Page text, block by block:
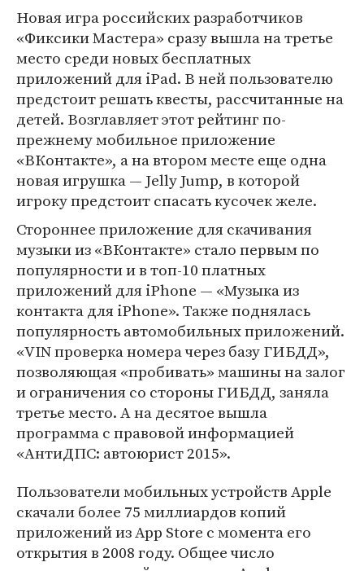
Новая игра российских разработчиков
«Фиксики Мастера» сразу вышла на третье
место среди новых бесплатных
приложений для iPad. В ней пользователю
предстоит решать квесты, рассчитанные на
детей. Возглавляет этот рейтинг по-
прежнему мобильное приложение
«ВКонтакте», а на втором месте еще одна
новая игрушка — Jelly Jump, в которой
игроку предстоит спасать кусочек желе.
Стороннее приложение для скачивания
музыки из «ВКонтакте» стало первым по
популярности и в топ-10 платных
приложений для iPhone — «Музыка из
контакта для iPhone». Также поднялась
популярность автомобильных приложений.
«VIN проверка номера через базу ГИБДД»,
позволяющая «пробивать» машины на залог
и ограничения со стороны ГИБДД, заняла
третье место. А на десятое вышла
программа с правовой информацией
«АнтиДПС: автоюрист 2015».
Пользователи мобильных устройств Apple
скачали более 75 миллиардов копий
приложений из App Store с момента его
открытия в 2008 году. Общее число